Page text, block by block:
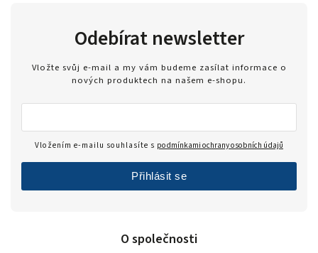
O společnosti
Odebírat newsletter
Vložte svůj e-mail a my vám budeme zasílat informace o
nových produktech na našem e-shopu.
Vložením e-mailu souhlasíte s podmínkami ochrany osobních údajů
Přihlásit se